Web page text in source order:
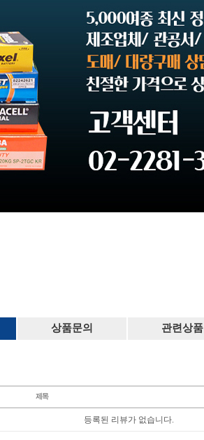
상품문의 관련상품
등록된 리뷰가 없습니다.